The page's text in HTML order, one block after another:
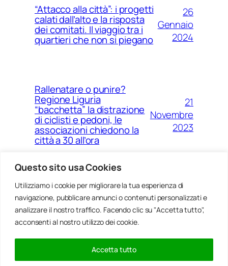
Questo sito usa Cookies
Utilizziamo i cookie per migliorare la tua esperienza di
navigazione, pubblicare annunci o contenuti personalizzati e
analizzare il nostro traffico. Facendo clic su "Accetta tutto",
acconsenti al nostro utilizzo dei cookie.
Accetta tutto
“Attacco alla città”: i progetti
calati dall’alto e la risposta
dei comitati. Il viaggio tra i
quartieri che non si piegano
26
Gennaio
2024
Rallenatare o punire?
Regione Liguria
“bacchetta” la distrazione
di ciclisti e pedoni, le
associazioni chiedono la
città a 30 all’ora
21
Novembre
2023
Ponte Morandi e quell’anno
zero che non è mai arrivato a
Genova
Agosto
2023
Rinnovabili, al passo della